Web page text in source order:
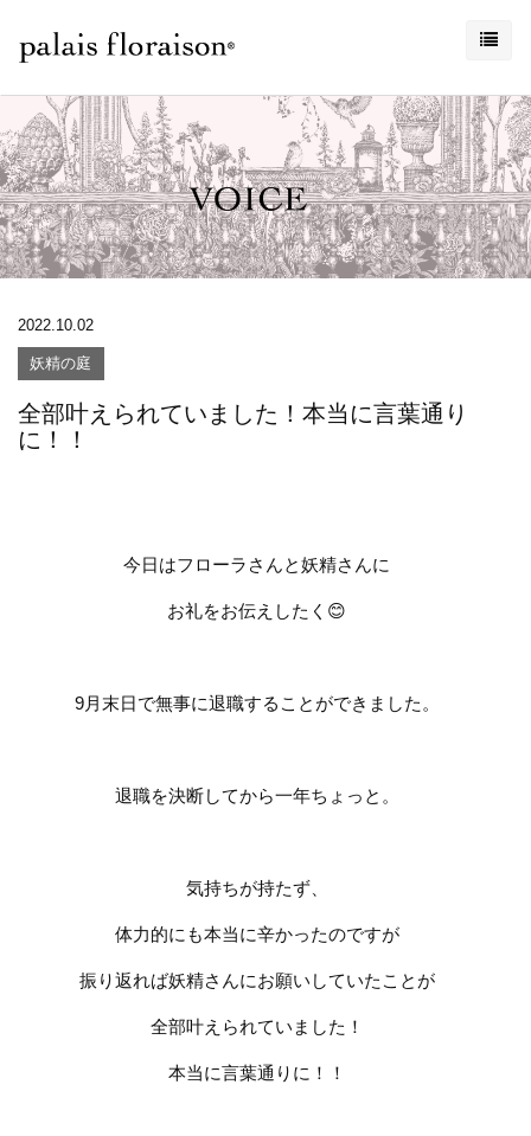
2022.10.02
妖精の庭
全部叶えられていました！本当に言葉通り
に！！
今日はフローラさんと妖精さんに
お礼をお伝えしたく 😊
9月末日で無事に退職することができました。
退職を決断してから一年ちょっと。
気持ちが持たず、
体力的にも本当に辛かったのですが
振り返れば妖精さんにお願いしていたことが
全部叶えられていました！
本当に言葉通りに！！